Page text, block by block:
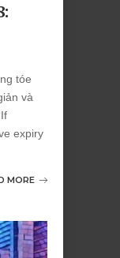
tóe
và
expiry
MORE